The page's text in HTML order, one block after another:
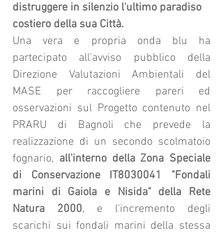
distruggere in silenzio l'ultimo paradiso
costiero della sua Città.
Una vera e propria onda blu ha
partecipato all'avviso pubblico della
Direzione Valutazioni Ambientali del
MASE per raccogliere pareri ed
osservazioni sul Progetto contenuto nel
PRARU di Bagnoli che prevede la
realizzazione di un secondo scolmatoio
fognario, all'interno della Zona Speciale
di Conservazione IT8030041 "Fondali
marini di Gaiola e Nisida" della Rete
Natura 2000, e l'incremento degli
scarichi sui fondali marini della stessa